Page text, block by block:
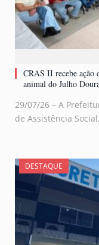
CRAS II recebe ação
animal do Julho
29/07/26 – A
de Assistência
DESTAQUE